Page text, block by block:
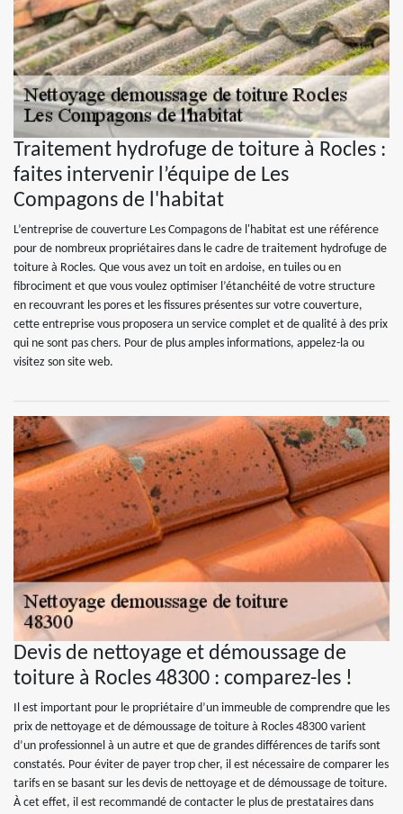
Traitement hydrofuge de toiture à Rocles :
faites intervenir l’équipe de Les
Compagons de l'habitat
L’entreprise de couverture Les Compagons de l'habitat est une référence
pour de nombreux propriétaires dans le cadre de traitement hydrofuge de
toiture à Rocles. Que vous avez un toit en ardoise, en tuiles ou en
fibrociment et que vous voulez optimiser l’étanchéité de votre structure
en recouvrant les pores et les fissures présentes sur votre couverture,
cette entreprise vous proposera un service complet et de qualité à des prix
qui ne sont pas chers. Pour de plus amples informations, appelez-la ou
visitez son site web.
Devis de nettoyage et démoussage de
toiture à Rocles 48300 : comparez-les !
Il est important pour le propriétaire d’un immeuble de comprendre que les
prix de nettoyage et de démoussage de toiture à Rocles 48300 varient
d’un professionnel à un autre et que de grandes différences de tarifs sont
constatés. Pour éviter de payer trop cher, il est nécessaire de comparer les
tarifs en se basant sur les devis de nettoyage et de démoussage de toiture.
À cet effet, il est recommandé de contacter le plus de prestataires dans